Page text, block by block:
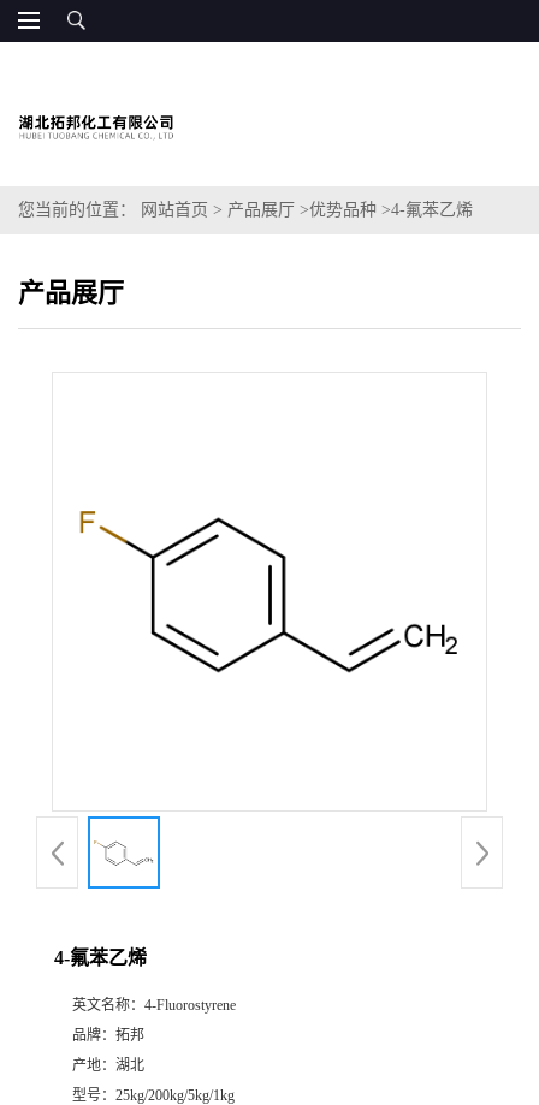
您当前的位置： 网站首页 > 产品展厅 >优势品种 >4-氟苯乙烯
产品展厅
4-氟苯乙烯
英文名称： 4-Fluorostyrene
品牌： 拓邦
产地： 湖北
型号： 25kg/200kg/5kg/1kg